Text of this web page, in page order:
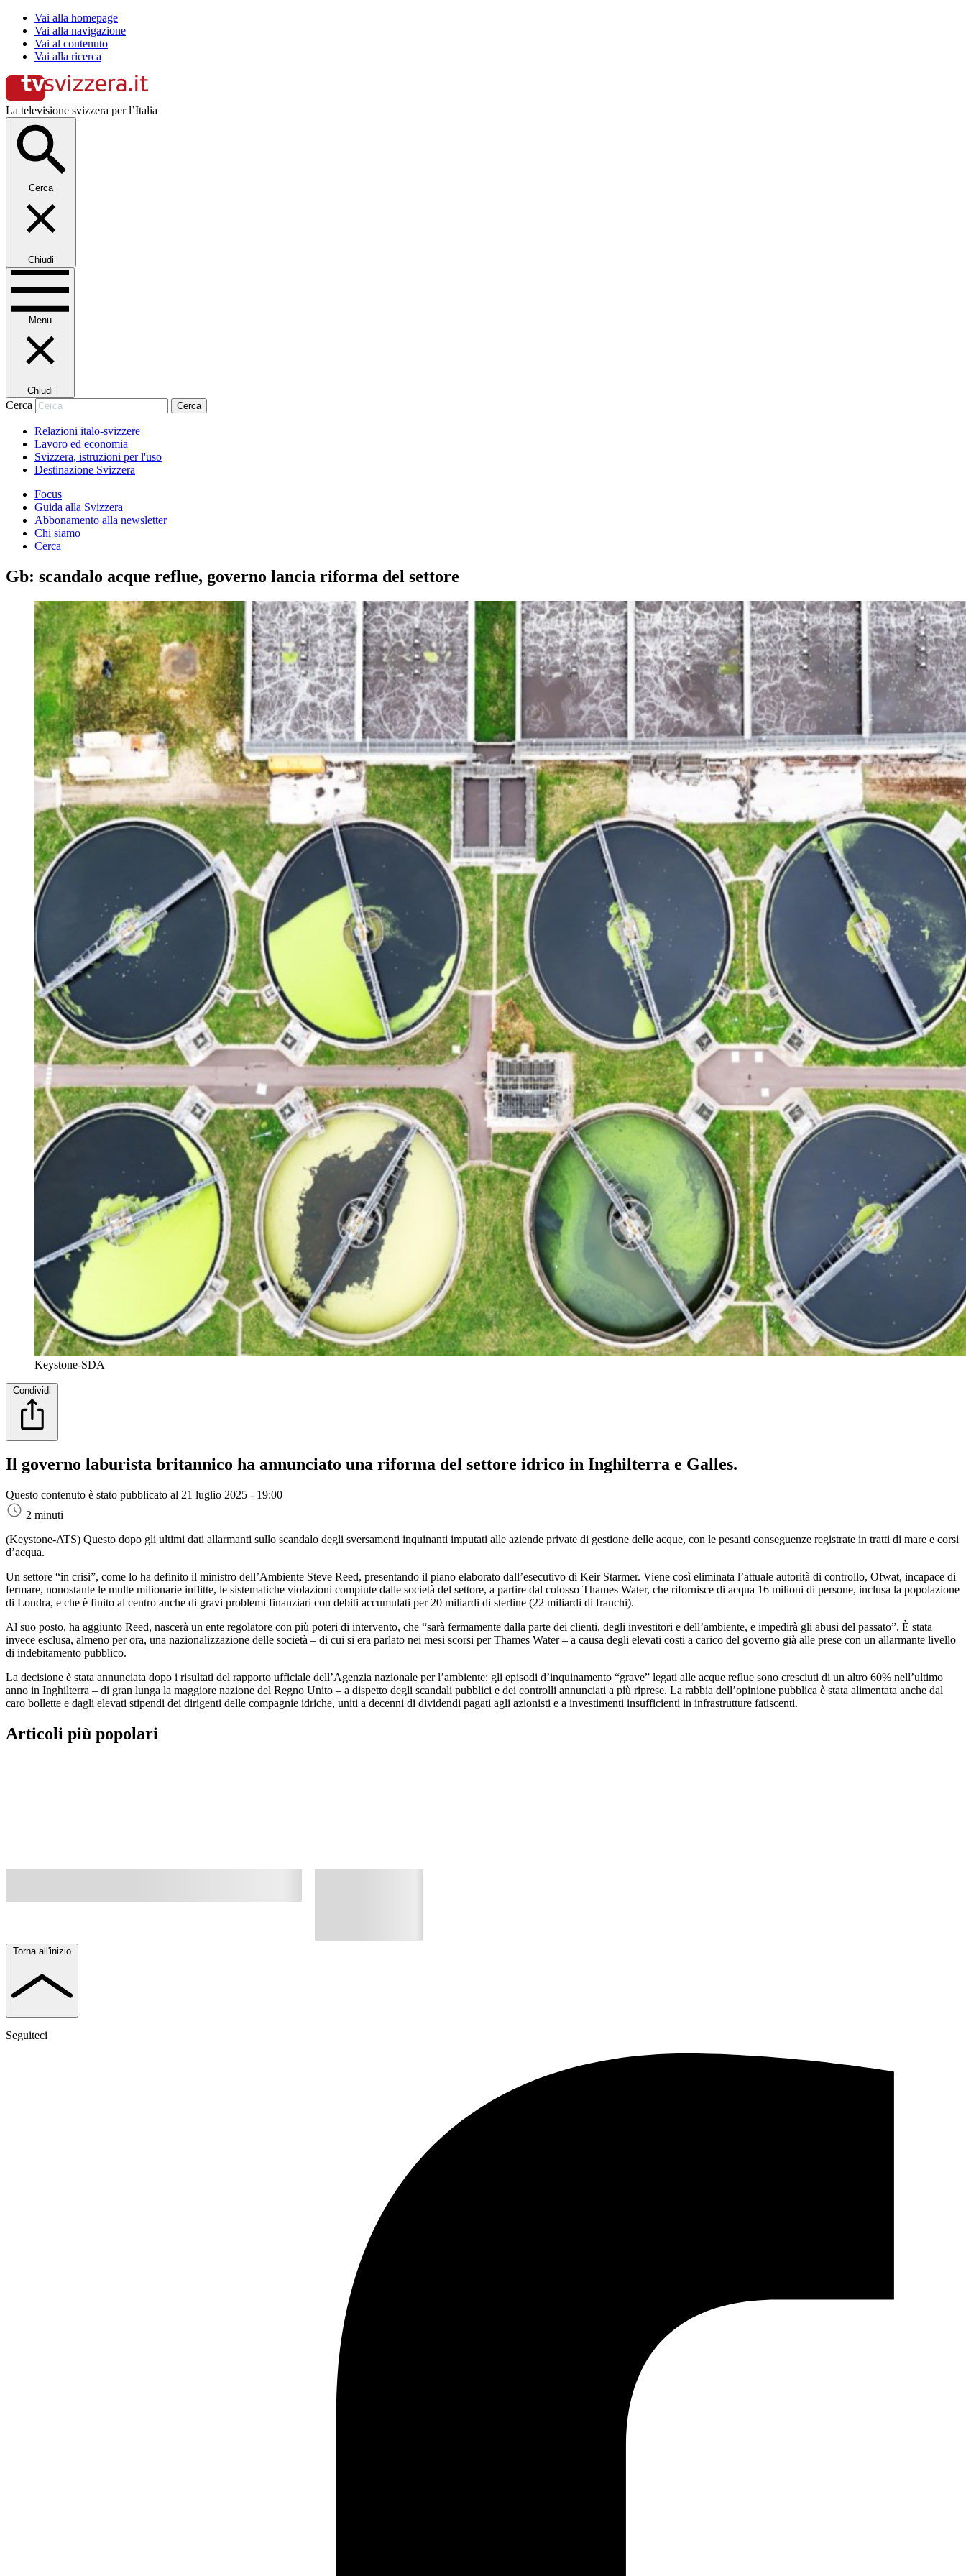
Vai alla homepage
Vai alla navigazione
Vai al contenuto
Vai alla ricerca
La televisione svizzera per l’Italia
Cerca
Chiudi
Menu
Chiudi
Cerca Cerca
Relazioni italo-svizzere
Lavoro ed economia
Svizzera, istruzioni per l'uso
Destinazione Svizzera
Focus
Guida alla Svizzera
Abbonamento alla newsletter
Chi siamo
Cerca
Gb: scandalo acque reflue, governo lancia riforma del settore
Keystone-SDA
Condividi
Il governo laburista britannico ha annunciato una riforma del settore idrico in Inghilterra e Galles.
Questo contenuto è stato pubblicato al 21 luglio 2025 - 19:00
2 minuti
(Keystone-ATS) Questo dopo gli ultimi dati allarmanti sullo scandalo degli sversamenti inquinanti imputati alle aziende private di gestione delle acque, con le pesanti conseguenze registrate in tratti di mare e corsi
d’acqua.
Un settore “in crisi”, come lo ha definito il ministro dell’Ambiente Steve Reed, presentando il piano elaborato dall’esecutivo di Keir Starmer. Viene così eliminata l’attuale autorità di controllo, Ofwat, incapace di
fermare, nonostante le multe milionarie inflitte, le sistematiche violazioni compiute dalle società del settore, a partire dal colosso Thames Water, che rifornisce di acqua 16 milioni di persone, inclusa la popolazione
di Londra, e che è finito al centro anche di gravi problemi finanziari con debiti accumulati per 20 miliardi di sterline (22 miliardi di franchi).
Al suo posto, ha aggiunto Reed, nascerà un ente regolatore con più poteri di intervento, che “sarà fermamente dalla parte dei clienti, degli investitori e dell’ambiente, e impedirà gli abusi del passato”. È stata
invece esclusa, almeno per ora, una nazionalizzazione delle società – di cui si era parlato nei mesi scorsi per Thames Water – a causa degli elevati costi a carico del governo già alle prese con un allarmante livello
di indebitamento pubblico.
La decisione è stata annunciata dopo i risultati del rapporto ufficiale dell’Agenzia nazionale per l’ambiente: gli episodi d’inquinamento “grave” legati alle acque reflue sono cresciuti di un altro 60% nell’ultimo
anno in Inghilterra – di gran lunga la maggiore nazione del Regno Unito – a dispetto degli scandali pubblici e dei controlli annunciati a più riprese. La rabbia dell’opinione pubblica è stata alimentata anche dal
caro bollette e dagli elevati stipendi dei dirigenti delle compagnie idriche, uniti a decenni di dividendi pagati agli azionisti e a investimenti insufficienti in infrastrutture fatiscenti.
Articoli più popolari
Torna all'inizio
Seguiteci